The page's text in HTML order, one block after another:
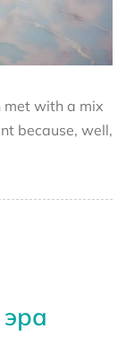
met with a mix
because, well,